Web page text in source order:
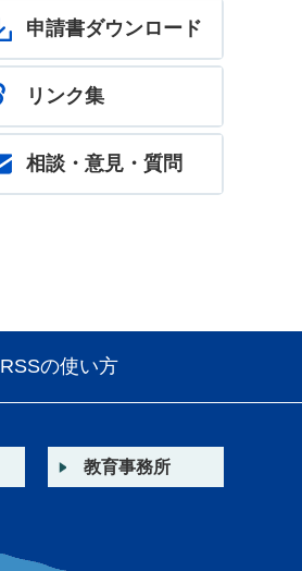
申請書ダウンロード
リンク集
相談・意見・質問
RSSの使い方
教育事務所